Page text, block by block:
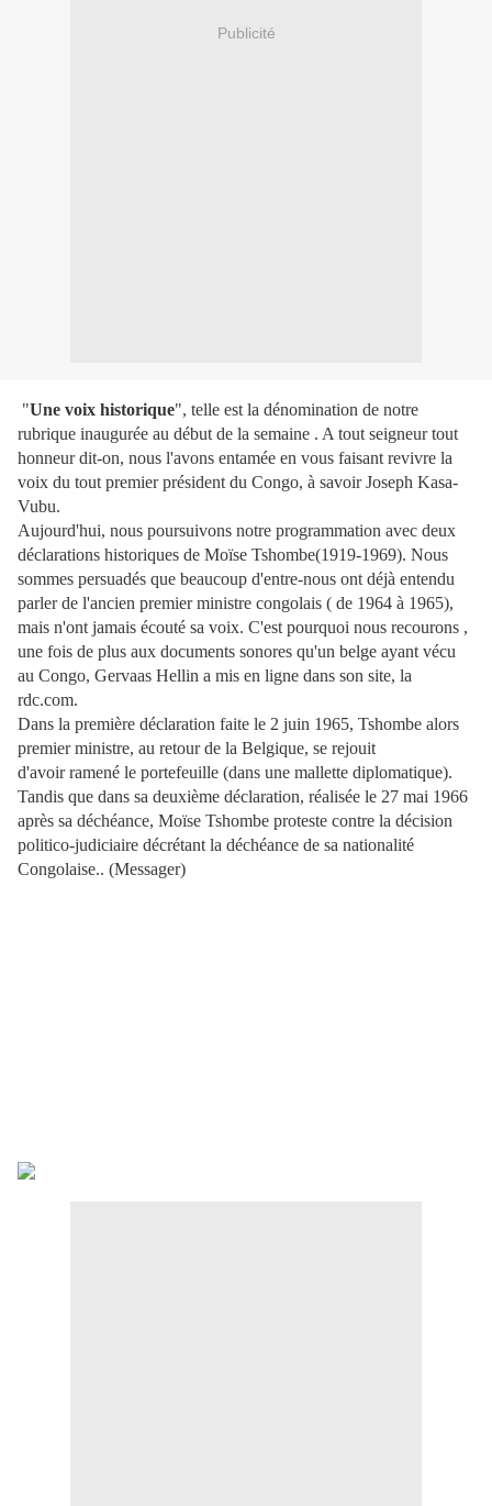
Publicité
"Une voix historique", telle est la dénomination de notre
rubrique inaugurée au début de la semaine . A tout seigneur tout
honneur dit-on, nous l'avons entamée en vous faisant revivre la
voix du tout premier président du Congo, à savoir Joseph Kasa-
Vubu.
Aujourd'hui, nous poursuivons notre programmation avec deux
déclarations historiques de Moïse Tshombe(1919-1969). Nous
sommes persuadés que beaucoup d'entre-nous ont déjà entendu
parler de l'ancien premier ministre congolais ( de 1964 à 1965),
mais n'ont jamais écouté sa voix. C'est pourquoi nous recourons ,
une fois de plus aux documents sonores qu'un belge ayant vécu
au Congo, Gervaas Hellin a mis en ligne dans son site, la
rdc.com.
Dans la première déclaration faite le 2 juin 1965, Tshombe alors
premier ministre, au retour de la Belgique, se rejouit
d'avoir ramené le portefeuille (dans une mallette diplomatique).
Tandis que dans sa deuxième déclaration, réalisée le 27 mai 1966
après sa déchéance, Moïse Tshombe proteste contre la décision
politico-judiciaire décrétant la déchéance de sa nationalité
Congolaise.. (Messager)